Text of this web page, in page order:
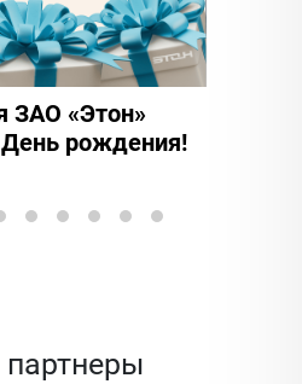
«Этон»
рождения!